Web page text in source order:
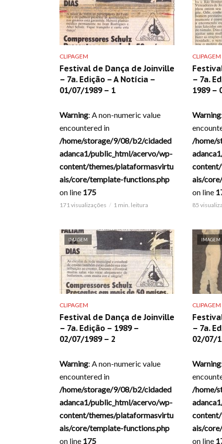
CLIPAGEM
Festival de Dança de Joinville
– 7a. Edição – A Notícia –
01/07/1989 – 1
Warning: A non-numeric value
encountered in
/home/storage/9/08/b2/cidaded
adanca1/public_html/acervo/wp-
content/themes/plataformasvirtu
ais/core/template-functions.php
on line 175
171 visualizações 1 min. leitura
CLIPAGEM
– 7a.
1989 –
Warning
/home/
ais/
on line
85
IMAGEM
CLIPAGEM
Festival de Dança de Joinville
– 7a. Edição – 1989 –
02/07/1989 – 2
Warning: A non-numeric value
encountered in
/home/storage/9/08/b2/cidaded
adanca1/public_html/acervo/wp-
content/themes/plataformasvirtu
ais/core/template-functions.php
on line 175
IMAGEM
CLIPAGEM
– 7a.
02/07/
Warning
/home/
ais/
on line